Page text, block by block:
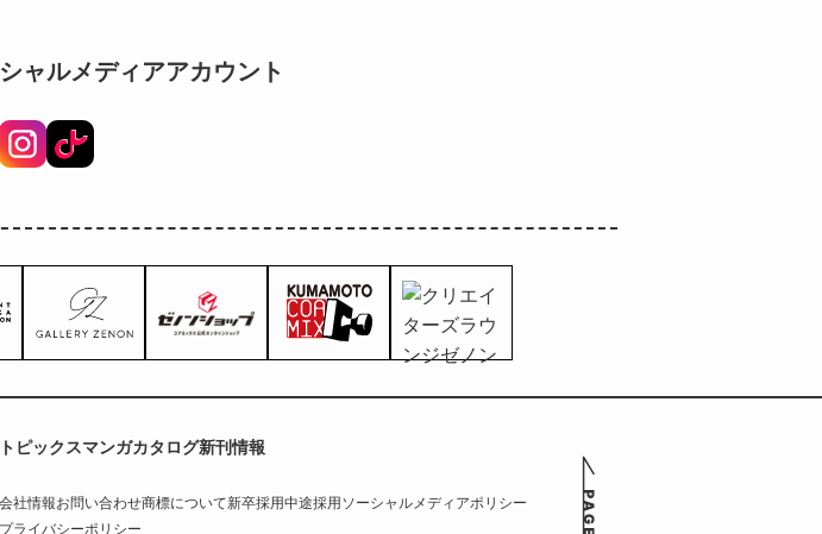
ャルメディアアカウント
トピックスマンガカタログ新刊情報
会社情報お問い合わせ商標について新卒採用中途採用ソーシャルメディアポリシー
プライバシーポリシー